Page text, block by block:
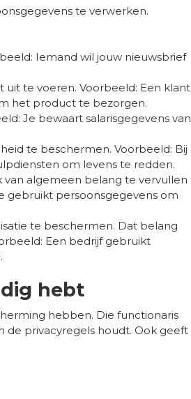
te verwerken.
Iemand wil jouw nieuwsbrief
te voeren. Voorbeeld: Een klant
het product te bezorgen.
Je bewaart salarisgegevens van
te beschermen. Voorbeeld: Bij
om levens te redden.
algemeen belang te vervullen
gebruikt persoonsgegevens om
te beschermen. Dat belang
Een bedrijf gebruikt
hebt
hebben. Die functionaris
de privacyregels houdt. Ook geeft